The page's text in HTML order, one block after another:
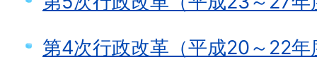
第4次行政改革（平成20～22年